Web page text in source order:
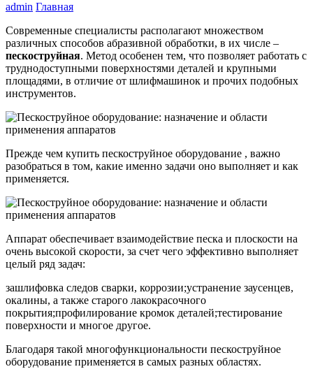
admin Главная
Современные специалисты располагают множеством
различных способов абразивной обработки, в их числе –
пескоструйная. Метод особенен тем, что позволяет работать с
труднодоступными поверхностями деталей и крупными
площадями, в отличие от шлифмашинок и прочих подобных
инструментов.
Прежде чем купить пескоструйное оборудование , важно
разобраться в том, какие именно задачи оно выполняет и как
применяется.
Аппарат обеспечивает взаимодействие песка и плоскости на
очень высокой скорости, за счет чего эффективно выполняет
целый ряд задач:
зашлифовка следов сварки, коррозии;устранение заусенцев,
окалины, а также старого лакокрасочного
покрытия;профилирование кромок деталей;тестирование
поверхности и многое другое.
Благодаря такой многофункциональности пескоструйное
оборудование применяется в самых разных областях.